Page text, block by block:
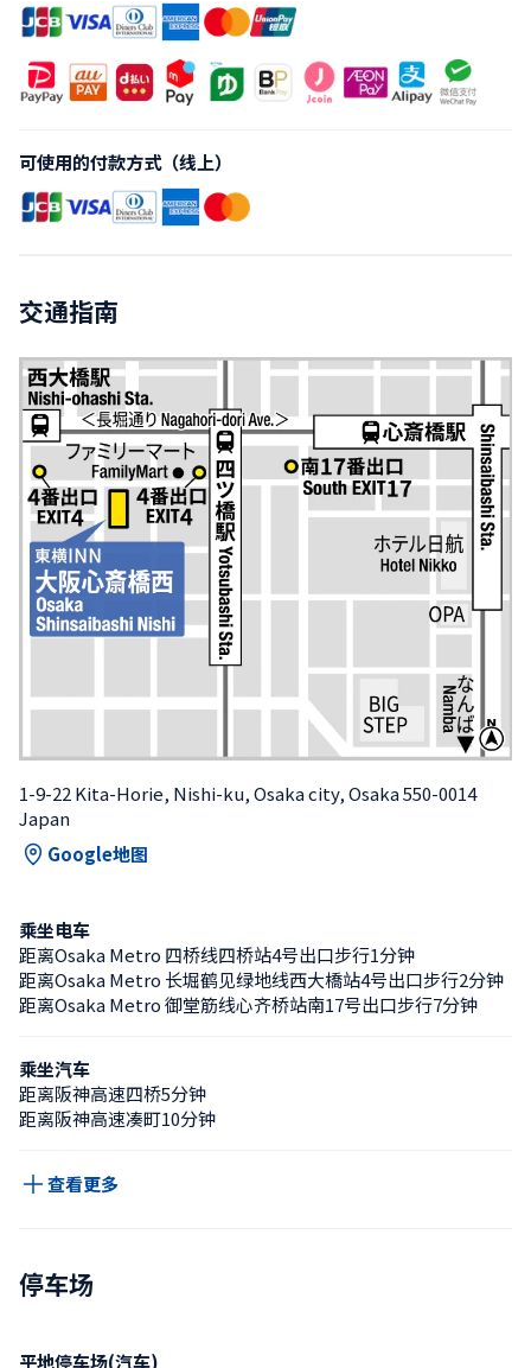
可使用的付款方式（线上）
交通指南
1-9-22 Kita-Horie, Nishi-ku, Osaka city, Osaka 550-0014
Japan
Google地图
乘坐电车
距离Osaka Metro 四桥线四桥站4号出口步行1分钟
距离Osaka Metro 长堀鹤见绿地线西大橋站4号出口步行2分钟
距离Osaka Metro 御堂筋线心齐桥站南17号出口步行7分钟
乘坐汽车
距离阪神高速四桥5分钟
距离阪神高速凑町10分钟
查看更多
停车场
平地停车场(汽车)